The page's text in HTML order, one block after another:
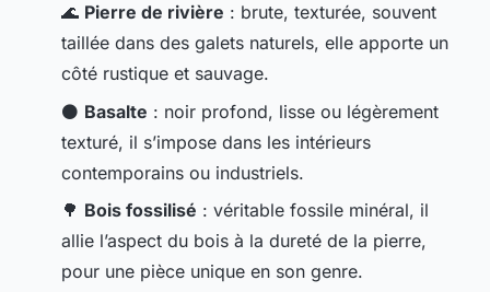
🌊 Pierre de rivière : brute, texturée, souvent
taillée dans des galets naturels, elle apporte un
côté rustique et sauvage.
⚫ Basalte : noir profond, lisse ou légèrement
texturé, il s’impose dans les intérieurs
contemporains ou industriels.
🌳 Bois fossilisé : véritable fossile minéral, il
allie l’aspect du bois à la dureté de la pierre,
pour une pièce unique en son genre.